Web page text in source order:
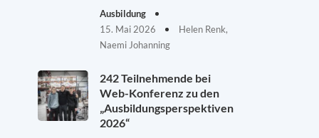
Ausbildung
15. Mai 2026
Helen Renk,
Naemi Johanning
242 Teilnehmende bei
Web-Konferenz zu den
„Ausbildungsperspektiven
2026“